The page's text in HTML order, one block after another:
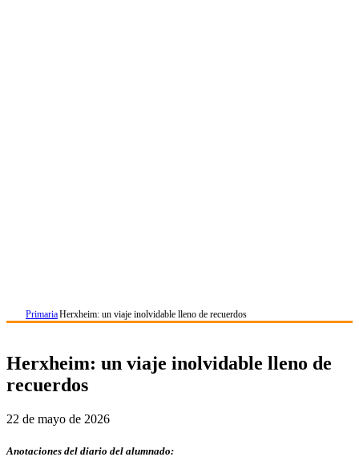
PrimariaHerxheim: un viaje inolvidable lleno de recuerdos
Herxheim: un viaje inolvidable lleno de
recuerdos
22 de mayo de 2026
Anotaciones del diario del alumnado: